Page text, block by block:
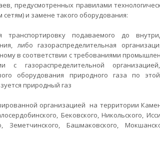
предусмотренных правилами
и замене такого оборудования:
транспортировку подаваемого до
либо газораспределительная
в соответствии с требованиями
с газораспределительной
оборудования природного газа по
природный газ
организацией на территории
Бековского, Никольского,
Земетчинского, Башмаковского,